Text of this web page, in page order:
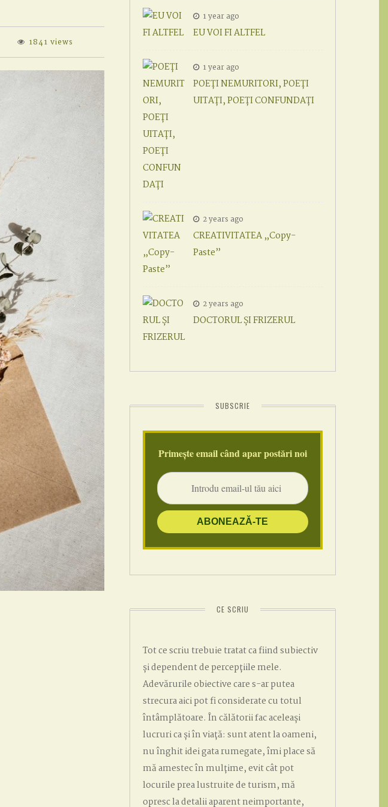
1841 views
1 year ago
EU VOI FI ALTFEL
1 year ago
POEȚI NEMURITORI, POEȚI
UITAȚI, POEȚI CONFUNDAȚI
2 years ago
CREATIVITATEA „Copy-
Paste”
2 years ago
DOCTORUL ȘI FRIZERUL
SUBSCRIE
Primește email când apar postări noi
CE SCRIU
Tot ce scriu trebuie tratat ca fiind subiectiv
și dependent de percepțiile mele.
Adevărurile obiective care s-ar putea
strecura aici pot fi considerate cu totul
întâmplătoare. În călătorii fac aceleași
lucruri ca și în viață: sunt atent la oameni,
nu înghit idei gata rumegate, îmi place să
mă amestec în mulțime, evit cât pot
locurile prea lustruite de turism, mă
opresc la detalii aparent neimportante,